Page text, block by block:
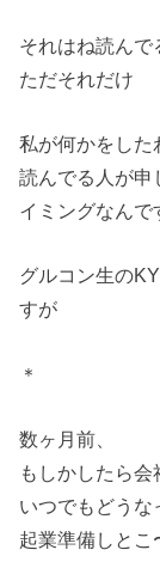
それはね読んで
ただそれだけ
私が何かをした
読んでる人が申
イミングなんで
グルコン生の
すが
＊
数ヶ月前、
もしかしたら
いつでもどうな
起業準備しとこ